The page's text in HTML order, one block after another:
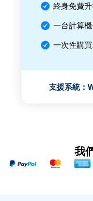
終身免費
一台計算機
一次性購買
支援系統
我